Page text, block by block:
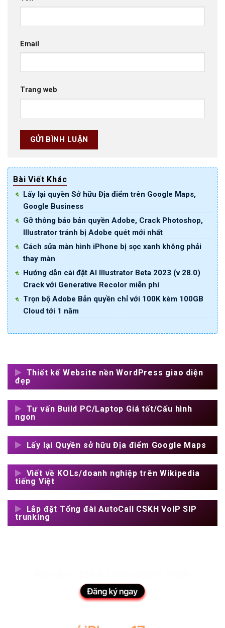
Email
Trang web
Bài Viết Khác
Lấy lại quyền Sở hữu Địa điểm trên Google Maps,
Google Business
Gỡ thông báo bản quyền Adobe, Crack Photoshop,
Illustrator tránh bị Adobe quét mới nhất
Cách sửa màn hình iPhone bị sọc xanh không phải
thay màn
Hướng dẫn cài đặt AI Illustrator Beta 2023 (v 28.0)
Crack với Generative Recolor miễn phí
Trọn bộ Adobe Bản quyền chỉ với 100K kèm 100GB
Cloud tới 1 năm
Thiết kế Website nền WordPress giao diện
đẹp
Tư vấn Build PC/Laptop Giá tốt/Cấu hình
ngon
Lấy lại Quyền sở hữu Địa điểm Google Maps
Viết về KOLs/doanh nghiệp trên Wikipedia
tiếng Việt
Lắp đặt Tổng đài AutoCall CSKH VoIP SIP
trunking